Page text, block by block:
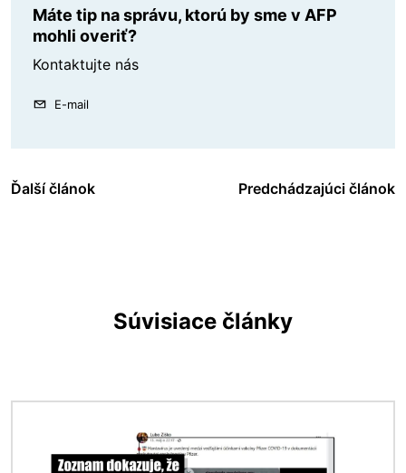
Máte tip na správu, ktorú by sme v AFP
mohli overiť?
Kontaktujte nás
E-mail
Ďalší článok Predchádzajúci článok
Súvisiace články